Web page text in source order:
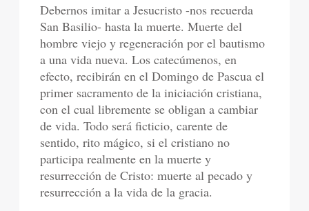
Debernos imitar a Jesucristo -nos recuerda
San Basilio- hasta la muerte. Muerte del
hombre viejo y regeneración por el bautismo
a una vida nueva. Los catecúmenos, en
efecto, recibirán en el Domingo de Pascua el
primer sacramento de la iniciación cristiana,
con el cual libremente se obligan a cambiar
de vida. Todo será ficticio, carente de
sentido, rito mágico, si el cristiano no
participa realmente en la muerte y
resurrección de Cristo: muerte al pecado y
resurrección a la vida de la gracia.